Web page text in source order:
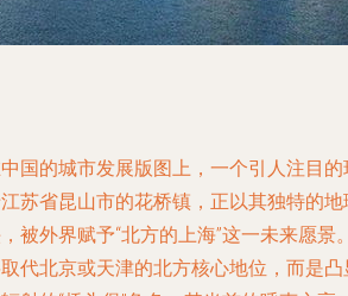
国的城市发展版图上，一个引人注目
苏省昆山市的花桥镇，正以其独特的
被外界赋予“北方的上海”这一未来愿景
代北京或天津的北方核心地位，而是